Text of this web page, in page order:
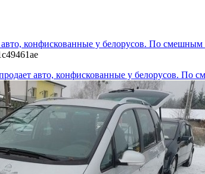
конфискованные у белорусов. По
авто, конфискованные у белорусов. По